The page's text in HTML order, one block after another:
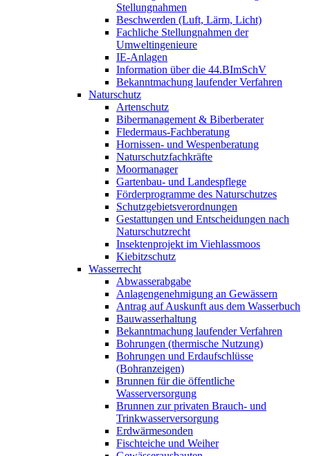
Stellungnahmen
Beschwerden (Luft, Lärm, Licht)
Fachliche Stellungnahmen der
Umweltingenieure
IE-Anlagen
Information über die 44.BImSchV
Bekanntmachung laufender Verfahren
Naturschutz
Artenschutz
Bibermanagement & Biberberater
Fledermaus-Fachberatung
Hornissen- und Wespenberatung
Naturschutzfachkräfte
Moormanager
Gartenbau- und Landespflege
Förderprogramme des Naturschutzes
Schutzgebietsverordnungen
Gestattungen und Entscheidungen nach
Naturschutzrecht
Insektenprojekt im Viehlassmoos
Kiebitzschutz
Wasserrecht
Abwasserabgabe
Anlagengenehmigung an Gewässern
Antrag auf Auskunft aus dem Wasserbuch
Bauwasserhaltung
Bekanntmachung laufender Verfahren
Bohrungen (thermische Nutzung)
Bohrungen und Erdaufschlüsse
(Bohranzeigen)
Brunnen für die öffentliche
Wasserversorgung
Brunnen zur privaten Brauch- und
Trinkwasserversorgung
Erdwärmesonden
Fischteiche und Weiher